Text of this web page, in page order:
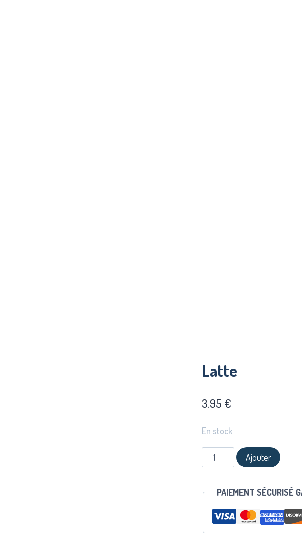
Latte
3.95 €
En stock
quantité
de
Ajouter
PAIEMENT SÉCURISÉ